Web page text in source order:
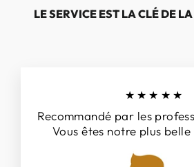
LE SERVICE EST LA CLÉ DE
★★★★★
Recommandé par les
Vous êtes notre plus